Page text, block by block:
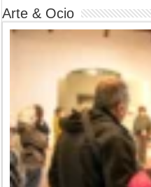
Arte & Ocio